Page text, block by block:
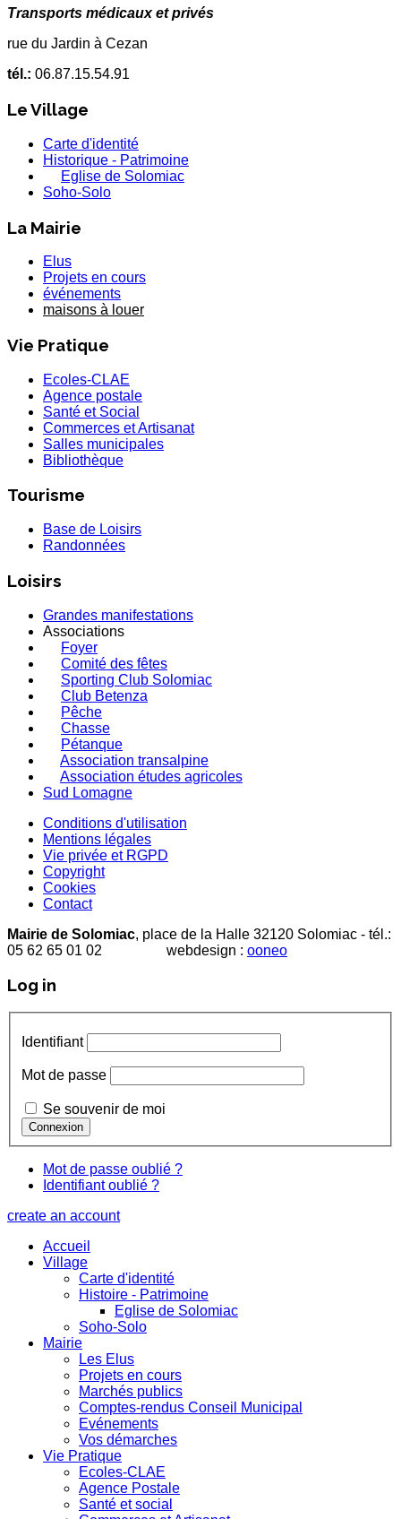
Transports médicaux et privés
rue du Jardin à Cezan
tél.: 06.87.15.54.91
Le Village
Carte d'identité
Historique - Patrimoine
Eglise de Solomiac
Soho-Solo
La Mairie
Elus
Projets en cours
événements
maisons à louer
Vie Pratique
Ecoles-CLAE
Agence postale
Santé et Social
Commerces et Artisanat
Salles municipales
Bibliothèque
Tourisme
Base de Loisirs
Randonnées
Loisirs
Grandes manifestations
Associations
Foyer
Comité des fêtes
Sporting Club Solomiac
Club Betenza
Pêche
Chasse
Pétanque
Association transalpine
Association études agricoles
Sud Lomagne
Conditions d'utilisation
Mentions légales
Vie privée et RGPD
Copyright
Cookies
Contact
Mairie de Solomiac, place de la Halle 32120 Solomiac - tél.:
05 62 65 01 02 webdesign : ooneo
Log in
Identifiant
Mot de passe
Se souvenir de moi
Mot de passe oublié ?
Identifiant oublié ?
create an account
Accueil
Village
Carte d'identité
Histoire - Patrimoine
Eglise de Solomiac
Soho-Solo
Mairie
Les Elus
Projets en cours
Marchés publics
Comptes-rendus Conseil Municipal
Evénements
Vos démarches
Vie Pratique
Ecoles-CLAE
Agence Postale
Santé et social